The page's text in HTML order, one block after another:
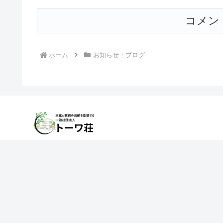
コメン
ホーム お知らせ・ブログ